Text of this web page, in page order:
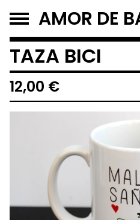
AMOR DE
TAZA BICI
12,00 €